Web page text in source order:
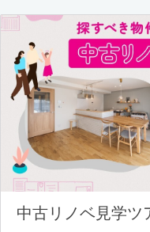
中古リノベ見学ツ